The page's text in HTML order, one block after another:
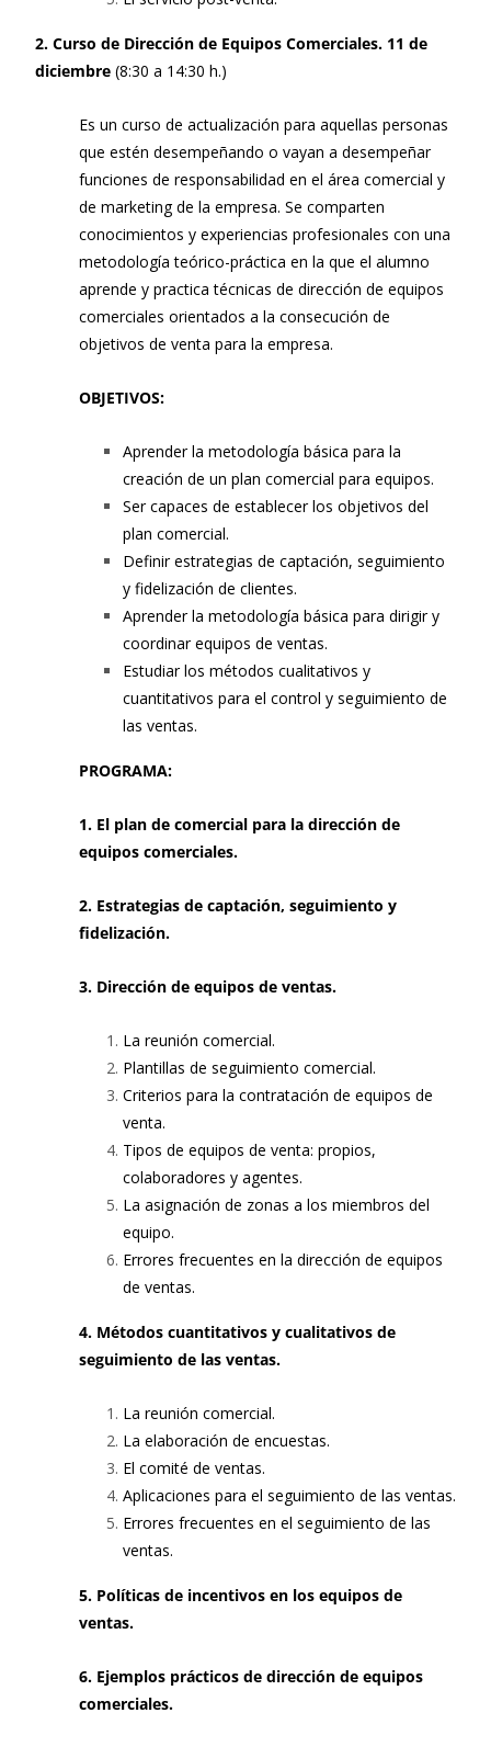
2. Curso de Dirección de Equipos Comerciales. 11 de
diciembre (8:30 a 14:30 h.)
Es un curso de actualización para aquellas personas
que estén desempeñando o vayan a desempeñar
funciones de responsabilidad en el área comercial y
de marketing de la empresa. Se comparten
conocimientos y experiencias profesionales con una
metodología teórico-práctica en la que el alumno
aprende y practica técnicas de dirección de equipos
comerciales orientados a la consecución de
objetivos de venta para la empresa.
OBJETIVOS:
Aprender la metodología básica para la
creación de un plan comercial para equipos.
Ser capaces de establecer los objetivos del
plan comercial.
Definir estrategias de captación, seguimiento
y fidelización de clientes.
Aprender la metodología básica para dirigir y
coordinar equipos de ventas.
Estudiar los métodos cualitativos y
cuantitativos para el control y seguimiento de
las ventas.
PROGRAMA:
1. El plan de comercial para la dirección de
equipos comerciales.
2. Estrategias de captación, seguimiento y
fidelización.
3. Dirección de equipos de ventas.
La reunión comercial.
Plantillas de seguimiento comercial.
Criterios para la contratación de equipos de
venta.
Tipos de equipos de venta: propios,
colaboradores y agentes.
La asignación de zonas a los miembros del
equipo.
Errores frecuentes en la dirección de equipos
de ventas.
4. Métodos cuantitativos y cualitativos de
seguimiento de las ventas.
La reunión comercial.
La elaboración de encuestas.
El comité de ventas.
Aplicaciones para el seguimiento de las ventas.
Errores frecuentes en el seguimiento de las
ventas.
5. Políticas de incentivos en los equipos de
ventas.
6. Ejemplos prácticos de dirección de equipos
comerciales.